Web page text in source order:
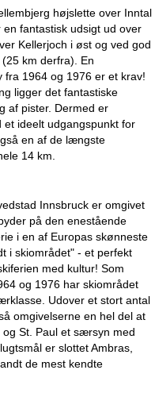
højslette over Inntal
fantastisk udsigt ud over
Kellerjoch i øst og ved god
km derfra). En
fra 1964 og 1976 er et krav!
ligger det fantastiske
af pister. Dermed er
ideelt udgangspunkt for
en af de længste
14 km.
Innsbruck er omgivet
på den enestående
i en af Europas skønneste
i skiområdet" - et perfekt
med kultur! Som
og 1976 har skiområdet
Udover et stort antal
omgivelserne en hel del at
St. Paul et særsyn med
er slottet Ambras,
de mest kendte